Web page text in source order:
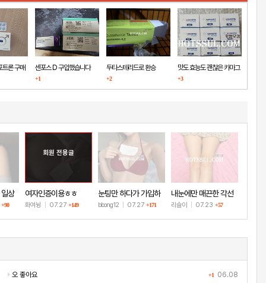
트론 구매
센포스 D 구입했습니다
+1
두타스테리드로 환승
+2
맛도 효능도 괜찮은 카마그
라
+3
상
+90
회원 전용글
여자인증이용ㅎㅎ
화여뉭 07.27 +149
눈팅만 하다가 가입하
고 인증!
bbong12 07.27 +171
내눈에만 매끈한 각선
미
리슬이 07.23 +57
+1 06.08
오 좋아요